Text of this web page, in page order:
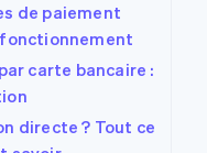
de paiement
carte bancaire :
directe ? Tout ce